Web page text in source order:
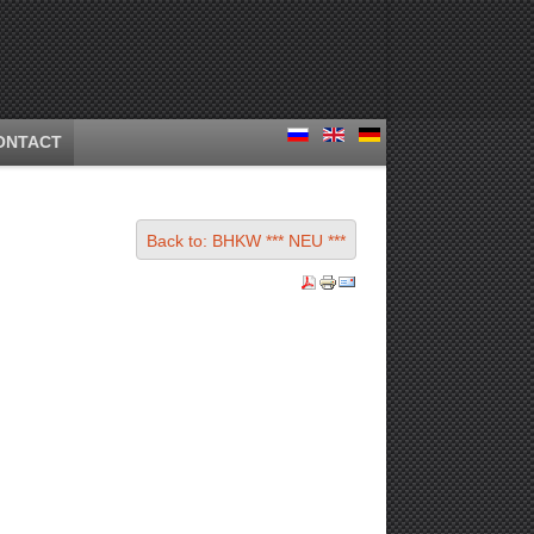
Back to: BHKW *** NEU ***